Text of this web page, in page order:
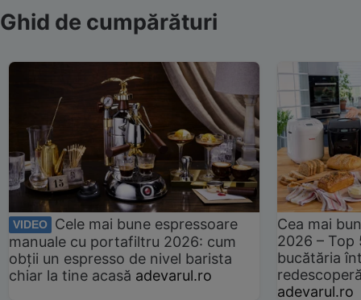
Ghid de cumpărături
VIDEO
Cele mai bune espressoare
manuale cu portafiltru 2026: cum
obții un espresso de nivel barista
chiar la tine acasă adevarul.ro
Cea mai
2026 –
bucătăria
adevarul.ro